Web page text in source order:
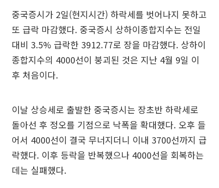
중국증시가 2일(현지시간) 하락세를 벗어나지 못하고
또 급락 마감했다. 중국증시 상하이종합지수는 전일
대비 3.5% 급락한 3912.77로 장을 마감했다. 상하이
종합지수의 4000선이 붕괴된 것은 지난 4월 9일 이
후 처음이다.
이날 상승세로 출발한 중국증시는 장초반 하락세로
돌아선 후 정오를 기점으로 낙폭을 확대했다. 오후 들
어서 4000선이 결국 무너지더니 이내 3700선까지 급
락했다. 이후 등락을 반복했으나 4000선을 회복하는
데는 실패했다.